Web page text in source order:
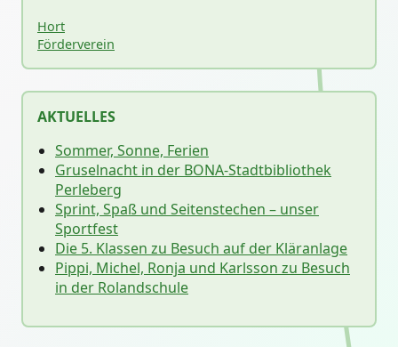
Hort
Förderverein
AKTUELLES
Sommer, Sonne, Ferien
Gruselnacht in der BONA-Stadtbibliothek
Perleberg
Sprint, Spaß und Seitenstechen – unser
Sportfest
Die 5. Klassen zu Besuch auf der Kläranlage
Pippi, Michel, Ronja und Karlsson zu Besuch
in der Rolandschule